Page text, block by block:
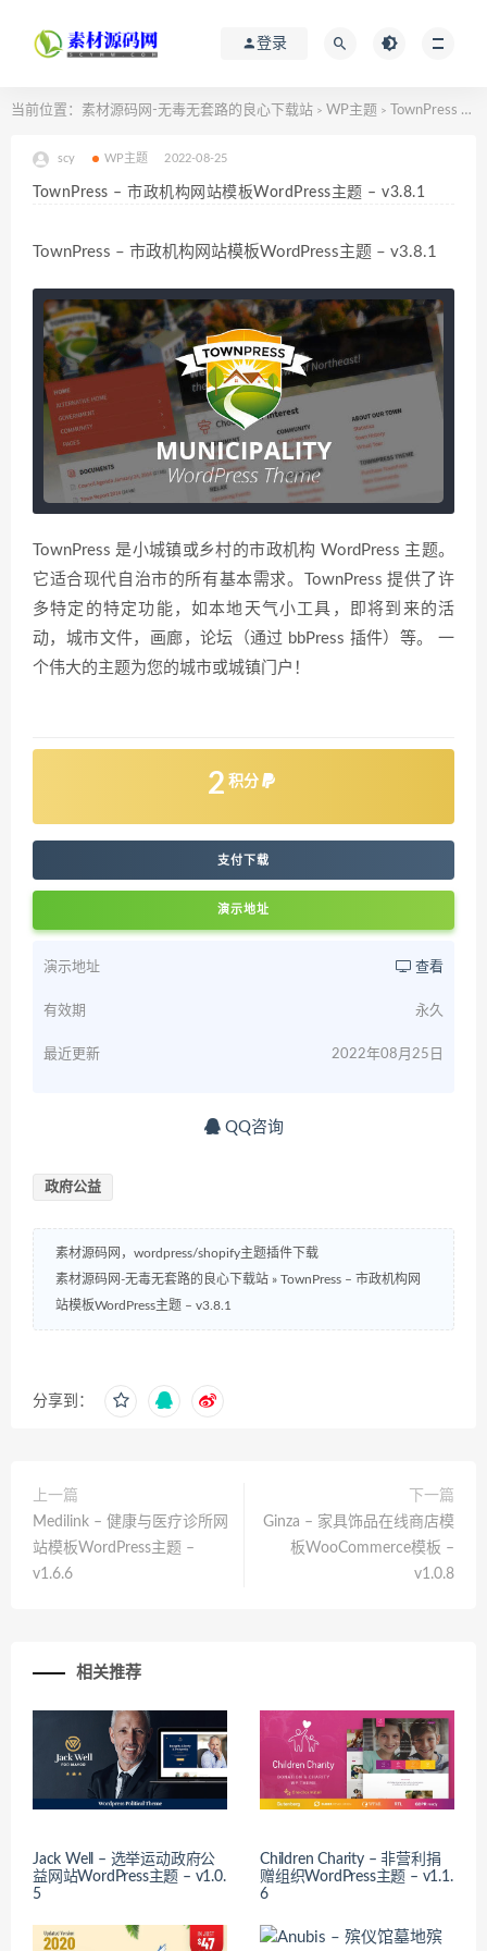
登录
当前位置： 素材源码网-无毒无套路的良心下载站 > WP主题 > TownPress – 市政机构网站模板WordPress主题 – v3.8.1
scy WP主题 2022-08-25
TownPress – 市政机构网站模板WordPress主题 – v3.8.1
TownPress – 市政机构网站模板WordPress主题 – v3.8.1
TownPress 是小城镇或乡村的市政机构 WordPress 主题。
它适合现代自治市的所有基本需求。TownPress 提供了许
多特定的特定功能，如本地天气小工具，即将到来的活
动，城市文件，画廊，论坛（通过 bbPress 插件）等。 一
个伟大的主题为您的城市或城镇门户！
2 积分
支付下载
演示地址
演示地址 查看
有效期 永久
最近更新 2022年08月25日
QQ咨询
政府公益
素材源码网，wordpress/shopify主题插件下载
素材源码网-无毒无套路的良心下载站 » TownPress – 市政机构网
站模板WordPress主题 – v3.8.1
分享到：
上一篇
Medilink – 健康与医疗诊所网
站模板WordPress主题 –
v1.6.6
下一篇
Ginza – 家具饰品在线商店模
板WooCommerce模板 –
v1.0.8
相关推荐
Jack Well – 选举运动政府公
益网站WordPress主题 – v1.0.
5
Children Charity – 非营利捐
赠组织WordPress主题 – v1.1.
6